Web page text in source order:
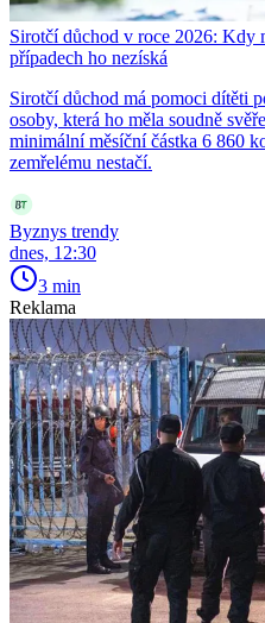
Sirotčí důchod v roce 2026: Kdy
případech ho nezíská
Sirotčí důchod má pomoci dítěti
osoby, která ho měla soudně
minimální měsíční částka 6 860
zemřelému nestačí.
Byznys trendy
dnes, 12:30
3 min
Reklama